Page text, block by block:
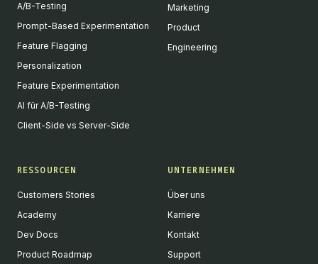
A/B-Testing
Prompt-Based Experimentation
Feature Flagging
Personalization
Feature Experimentation
AI für A/B-Testing
Client-Side vs Server-Side
Marketing
Product
Engineering
RESSOURCEN
Customers Stories
Academy
Dev Docs
Product Roadmap
UNTERNEHMEN
Über uns
Karriere
Kontakt
Support